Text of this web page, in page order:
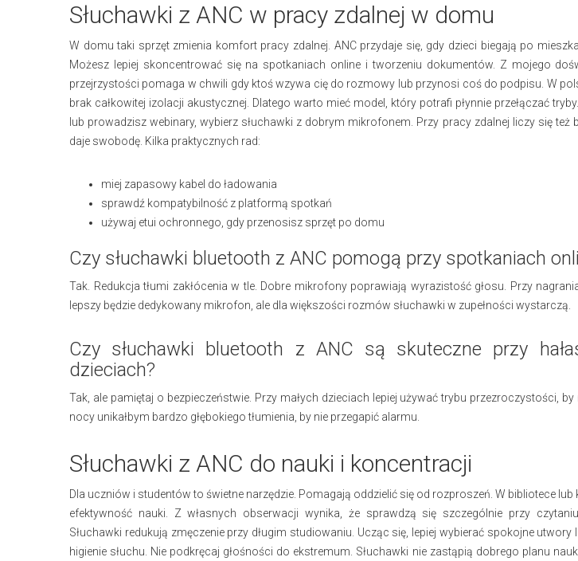
Słuchawki z ANC w pracy zdalnej w domu
W domu taki sprzęt zmienia komfort pracy zdalnej. ANC przydaje się, gdy dzieci biegają po
Możesz lepiej skoncentrować się na spotkaniach online i tworzeniu dokumentów. Z mojego
przejrzystości pomaga w chwili gdy ktoś wzywa cię do rozmowy lub przynosi coś do podpisu. W
brak całkowitej izolacji akustycznej. Dlatego warto mieć model, który potrafi płynnie przełączać
lub prowadzisz webinary, wybierz słuchawki z dobrym mikrofonem. Przy pracy zdalnej liczy się też
daje swobodę. Kilka praktycznych rad:
miej zapasowy kabel do ładowania
sprawdź kompatybilność z platformą spotkań
używaj etui ochronnego, gdy przenosisz sprzęt po domu
Czy słuchawki bluetooth z ANC pomogą przy spotkaniach
Tak. Redukcja tłumi zakłócenia w tle. Dobre mikrofony poprawiają wyrazistość głosu. Przy
lepszy będzie dedykowany mikrofon, ale dla większości rozmów słuchawki w zupełności wystarczą.
Czy słuchawki bluetooth z ANC są skuteczne przy
dzieciach?
Tak, ale pamiętaj o bezpieczeństwie. Przy małych dzieciach lepiej używać trybu przezroczystości,
nocy unikałbym bardzo głębokiego tłumienia, by nie przegapić alarmu.
Słuchawki z ANC do nauki i koncentracji
Dla uczniów i studentów to świetne narzędzie. Pomagają oddzielić się od rozproszeń. W bibliotece
efektywność nauki. Z własnych obserwacji wynika, że sprawdzą się szczególnie przy
Słuchawki redukują zmęczenie przy długim studiowaniu. Ucząc się, lepiej wybierać spokojne utwory
higienie słuchu. Nie podkręcaj głośności do ekstremum. Słuchawki nie zastąpią dobrego planu